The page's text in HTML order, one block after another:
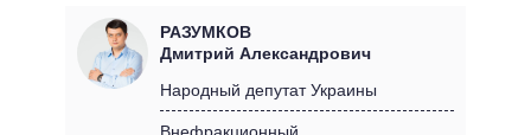
СТАТЬИ
МНЕНИЯ
ОБЗОРЫ
ДАЙДЖЕСТЫ
МИР
ВСЕ ПОЛИТИКИ
ПРЕЗИДЕНТ И ОФИС
ИНФОГРАФИКА
ВИДЕО
РАЗУМКОВ
Дмитрий Александрович
Народный депутат Украины
Внефракционный